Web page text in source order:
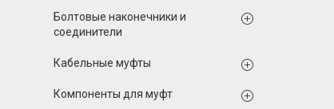
Болтовые наконечники и
соединители
Кабельные муфты
Компоненты для муфт